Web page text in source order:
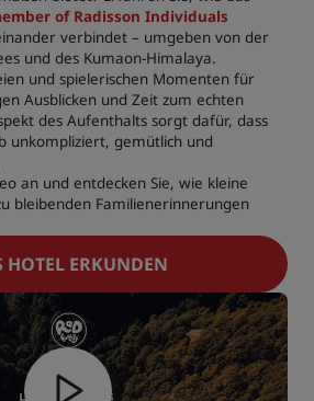
of Radisson Individuals
verbindet – umgeben von der
und des Kumaon-Himalaya.
und spielerischen Momenten für
Ausblicken und Zeit zum echten
des Aufenthalts sorgt dafür, dass
unkompliziert, gemütlich und
an und entdecken Sie, wie kleine
bleibenden Familienerinnerungen
HOTEL ERKUNDEN